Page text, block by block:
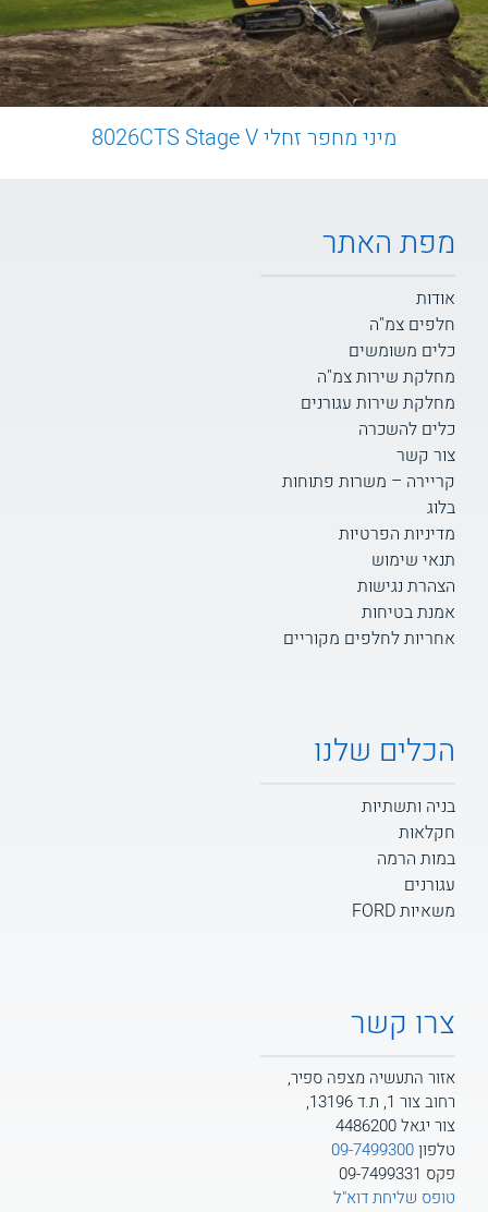
מיני מחפר זחלי 8026CTS Stage V
מפת האתר
אודות
חלפים צמ"ה
כלים משומשים
מחלקת שירות צמ"ה
מחלקת שירות עגורנים
כלים להשכרה
צור קשר
קריירה – משרות פתוחות
בלוג
מדיניות הפרטיות
תנאי שימוש
הצהרת נגישות
אמנת בטיחות
אחריות לחלפים מקוריים
הכלים שלנו
בניה ותשתיות
חקלאות
במות הרמה
עגורנים
משאיות FORD
צרו קשר
אזור התעשיה מצפה ספיר,
רחוב צור 1, ת.ד 13196,
צור יגאל 4486200
טלפון09-7499300
פקס 09-7499331
טופס שליחת דוא"ל